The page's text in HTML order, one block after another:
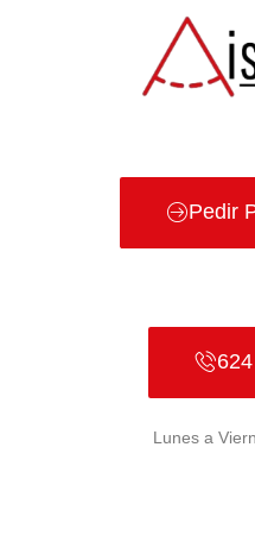
Pedir
Lunes a